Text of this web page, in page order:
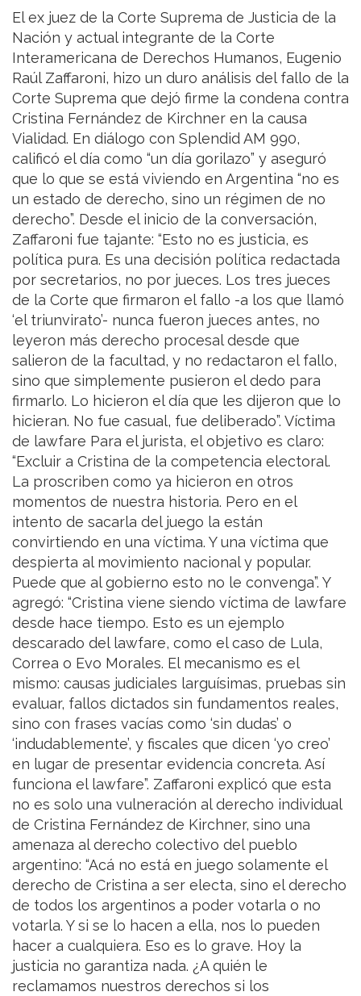
El ex juez de la Corte Suprema de Justicia de la
Nación y actual integrante de la Corte
Interamericana de Derechos Humanos, Eugenio
Raúl Zaffaroni, hizo un duro análisis del fallo de la
Corte Suprema que dejó firme la condena contra
Cristina Fernández de Kirchner en la causa
Vialidad. En diálogo con Splendid AM 990,
calificó el día como “un día gorilazo” y aseguró
que lo que se está viviendo en Argentina “no es
un estado de derecho, sino un régimen de no
derecho”. Desde el inicio de la conversación,
Zaffaroni fue tajante: “Esto no es justicia, es
política pura. Es una decisión política redactada
por secretarios, no por jueces. Los tres jueces
de la Corte que firmaron el fallo -a los que llamó
‘el triunvirato’- nunca fueron jueces antes, no
leyeron más derecho procesal desde que
salieron de la facultad, y no redactaron el fallo,
sino que simplemente pusieron el dedo para
firmarlo. Lo hicieron el día que les dijeron que lo
hicieran. No fue casual, fue deliberado”. Víctima
de lawfare Para el jurista, el objetivo es claro:
“Excluir a Cristina de la competencia electoral.
La proscriben como ya hicieron en otros
momentos de nuestra historia. Pero en el
intento de sacarla del juego la están
convirtiendo en una víctima. Y una víctima que
despierta al movimiento nacional y popular.
Puede que al gobierno esto no le convenga”. Y
agregó: “Cristina viene siendo víctima de lawfare
desde hace tiempo. Esto es un ejemplo
descarado del lawfare, como el caso de Lula,
Correa o Evo Morales. El mecanismo es el
mismo: causas judiciales larguísimas, pruebas sin
evaluar, fallos dictados sin fundamentos reales,
sino con frases vacías como ‘sin dudas’ o
‘indudablemente’, y fiscales que dicen ‘yo creo’
en lugar de presentar evidencia concreta. Así
funciona el lawfare”. Zaffaroni explicó que esta
no es solo una vulneración al derecho individual
de Cristina Fernández de Kirchner, sino una
amenaza al derecho colectivo del pueblo
argentino: “Acá no está en juego solamente el
derecho de Cristina a ser electa, sino el derecho
de todos los argentinos a poder votarla o no
votarla. Y si se lo hacen a ella, nos lo pueden
hacer a cualquiera. Eso es lo grave. Hoy la
justicia no garantiza nada. ¿A quién le
reclamamos nuestros derechos si los